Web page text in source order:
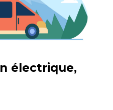
électrique,